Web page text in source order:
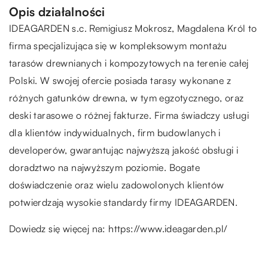
Opis działalności
IDEAGARDEN s.c. Remigiusz Mokrosz, Magdalena Król to
firma specjalizująca się w kompleksowym montażu
tarasów drewnianych i kompozytowych na terenie całej
Polski. W swojej ofercie posiada tarasy wykonane z
różnych gatunków drewna, w tym egzotycznego, oraz
deski tarasowe o różnej fakturze. Firma świadczy usługi
dla klientów indywidualnych, firm budowlanych i
developerów, gwarantując najwyższą jakość obsługi i
doradztwo na najwyższym poziomie. Bogate
doświadczenie oraz wielu zadowolonych klientów
potwierdzają wysokie standardy firmy IDEAGARDEN.
Dowiedz się więcej na: https://www.ideagarden.pl/